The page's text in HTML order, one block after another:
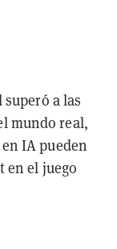
a las
mundo real,
IA pueden
en el juego